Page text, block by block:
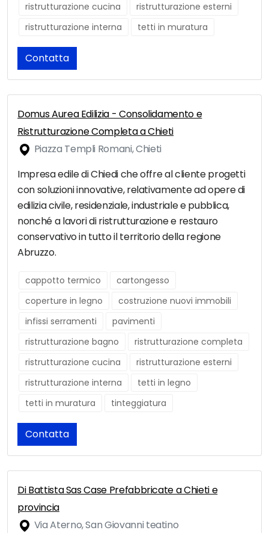
ristrutturazione cucina
ristrutturazione esterni
ristrutturazione interna
tetti in muratura
Contatta
Domus Aurea Edilizia - Consolidamento e
Ristrutturazione Completa a Chieti
Piazza Templi Romani, Chieti
Impresa edile di Chiedi che offre al cliente progetti
con soluzioni innovative, relativamente ad opere di
edilizia civile, residenziale, industriale e pubblica,
nonché a lavori di ristrutturazione e restauro
conservativo in tutto il territorio della regione
Abruzzo.
cappotto termico
cartongesso
coperture in legno
costruzione nuovi immobili
infissi serramenti
pavimenti
ristrutturazione bagno
ristrutturazione completa
ristrutturazione cucina
ristrutturazione esterni
ristrutturazione interna
tetti in legno
tetti in muratura
tinteggiatura
Contatta
Di Battista Sas Case Prefabbricate a Chieti e
provincia
Via Aterno, San Giovanni teatino